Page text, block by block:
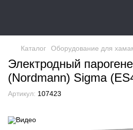
Каталог Оборудование для
Электродный
(Nordmann) Sigma
Артикул: 107423